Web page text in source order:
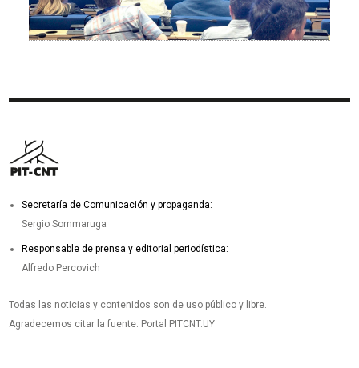
Secretaría de Comunicación y propaganda:
Sergio Sommaruga
Responsable de prensa y editorial periodística:
Alfredo Percovich
Todas las noticias y contenidos son de uso público y libre.
Agradecemos citar la fuente: Portal PITCNT.UY